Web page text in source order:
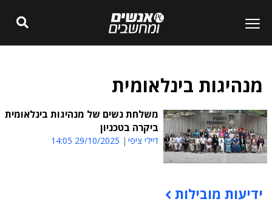
מנהיגות בינלאומית
משלחת נשים של מנהיגות בינלאומית
ביקרה בטכניון
דיילי ציפי 29/10/2025 14:05
תוכן פרסומי
ידיעות מובילות